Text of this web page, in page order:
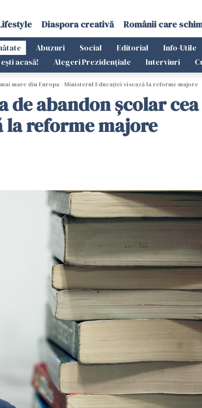
Diaspora creativă Românii care
Abuzuri Social Editorial Info-Utile
acasă! Alegeri Prezidențiale Interviuri
mare din Europa - Ministerul Educației visează la reforme majore
de abandon școlar
la reforme majore